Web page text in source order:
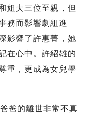
姐夫三位至親，但
務而影響劇組進
影響了許惠菁，她
在心中。許紹雄的
重，更成為女兒學
爸的離世非常不真